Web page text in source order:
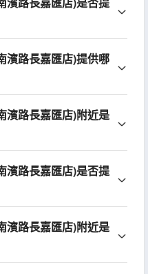
濱路長嘉匯店)提供哪
濱路長嘉匯店)附近是
濱路長嘉匯店)是否提
濱路長嘉匯店)附近是